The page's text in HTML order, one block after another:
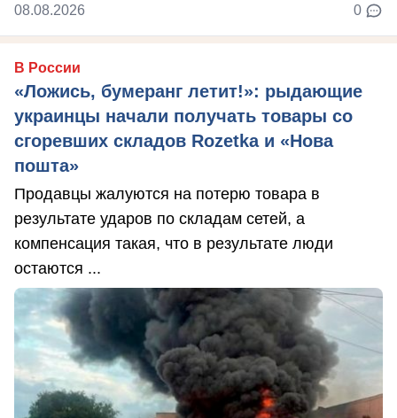
08.08.2026 0
В России
«Ложись, бумеранг летит!»: рыдающие
украинцы начали получать товары со
сгоревших складов Rozetka и «Нова
пошта»
Продавцы жалуются на потерю товара в
результате ударов по складам сетей, а
компенсация такая, что в результате люди
остаются ...